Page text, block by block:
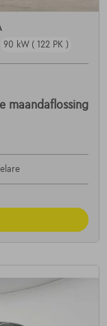
90 kW ( 122 PK )
maandaflossing